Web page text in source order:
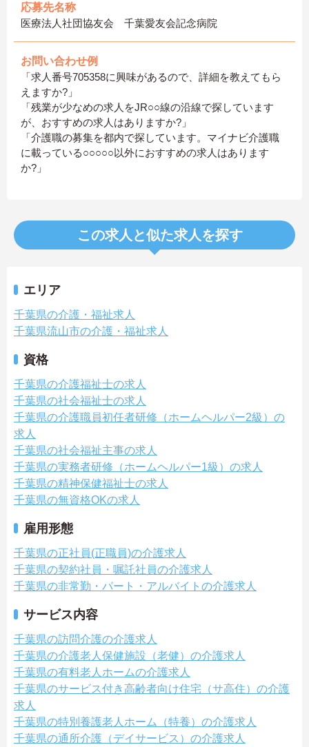
応募先名称
医療法人社団協友会 千葉愛友会記念病院
お問い合わせ例
「求人番号705358に興味があるので、詳細を教えてもら
えますか?」
「残業が少なめの求人をJR○○線の沿線で探しています
が、おすすめの求人はありますか?」
「介護職の募集を都内で探しています。マイナビ介護職
に載っている○○○○○以外におすすめの求人はあります
か?」
この求人と似た求人を探す
エリア
千葉県の介護・福祉求人
千葉県流山市の介護・福祉求人
資格
千葉県の介護福祉士の求人
千葉県の社会福祉士の求人
千葉県の介護職員初任者研修（ホームヘルパー2級）の
求人
千葉県の社会福祉主事の求人
千葉県の実務者研修（ホームヘルパー1級）の求人
千葉県の精神保健福祉士の求人
千葉県の無資格OKの求人
雇用形態
千葉県の正社員(正職員)の介護求人
千葉県の契約社員・嘱託社員の介護求人
千葉県の非常勤・パート・アルバイトの介護求人
サービス内容
千葉県の訪問介護の介護求人
千葉県の介護老人保健施設（老健）の介護求人
千葉県の有料老人ホームの介護求人
千葉県のサービス付き高齢者向け住宅（サ高住）の介護
求人
千葉県の特別養護老人ホーム（特養）の介護求人
千葉県の通所介護（デイサービス）の介護求人